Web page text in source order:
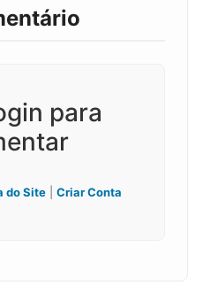
para
do Site Criar Conta